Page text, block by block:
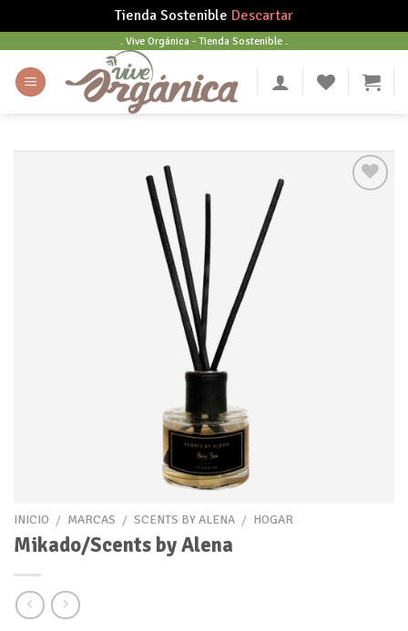
Tienda Sostenible Descartar
content
. Vive Orgánica - Tienda Sostenible .
INICIO / MARCAS / SCENTS BY ALENA / HOGAR
Mikado/Scents by Alena